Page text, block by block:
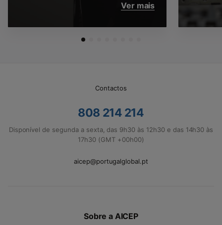
Ver mais
Contactos
808 214 214
Disponível de segunda a sexta, das 9h30 às 12h30 e das 14h30 às
17h30 (GMT +00h00)
aicep@portugalglobal.pt
Sobre a AICEP